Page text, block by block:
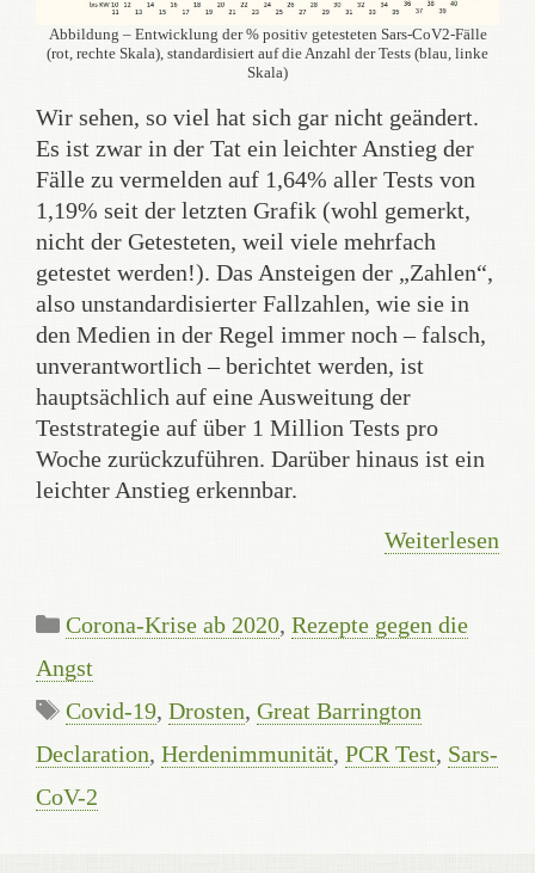
Abbildung – Entwicklung der % positiv getesteten Sars-CoV2-Fälle
(rot, rechte Skala), standardisiert auf die Anzahl der Tests (blau, linke
Skala)
Wir sehen, so viel hat sich gar nicht geändert.
Es ist zwar in der Tat ein leichter Anstieg der
Fälle zu vermelden auf 1,64% aller Tests von
1,19% seit der letzten Grafik (wohl gemerkt,
nicht der Getesteten, weil viele mehrfach
getestet werden!). Das Ansteigen der „Zahlen“,
also unstandardisierter Fallzahlen, wie sie in
den Medien in der Regel immer noch – falsch,
unverantwortlich – berichtet werden, ist
hauptsächlich auf eine Ausweitung der
Teststrategie auf über 1 Million Tests pro
Woche zurückzuführen. Darüber hinaus ist ein
leichter Anstieg erkennbar.
Weiterlesen
Kategorien
Corona-Krise ab 2020, Rezepte gegen die
Angst
Schlagwörter
Covid-19, Drosten, Great Barrington
Declaration, Herdenimmunität, PCR Test, Sars-
CoV-2